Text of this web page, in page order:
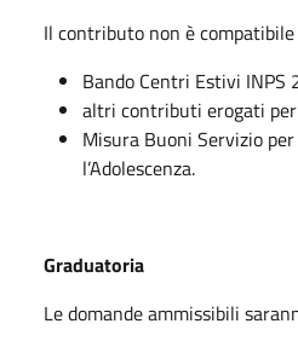
Il contributo non è compatibile
Bando Centri Estivi INPS
altri contributi erogati
Misura Buoni Servizio per
l’Adolescenza.
Graduatoria
Le domande ammissibili